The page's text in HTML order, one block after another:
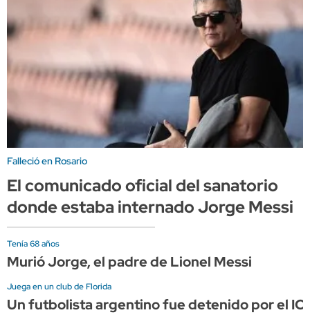
Falleció en Rosario
El comunicado oficial del sanatorio
donde estaba internado Jorge Messi
Tenía 68 años
Murió Jorge, el padre de Lionel Messi
Juega en un club de Florida
Un futbolista argentino fue detenido por el